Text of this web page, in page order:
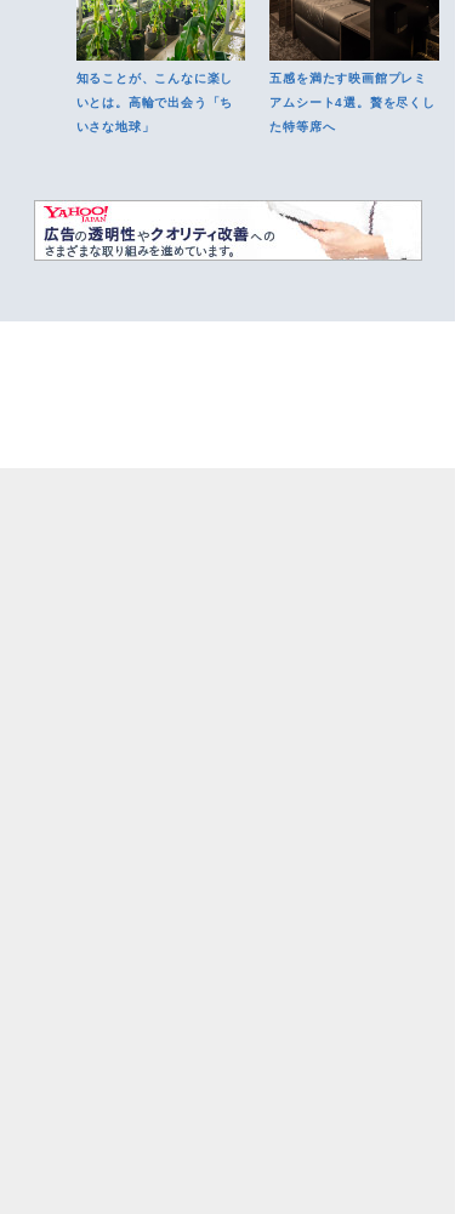
知ることが、こんなに楽し
いとは。高輪で出会う「ち
いさな地球」
五感を満たす映画館プレミ
アムシート4選。贅を尽くし
た特等席へ